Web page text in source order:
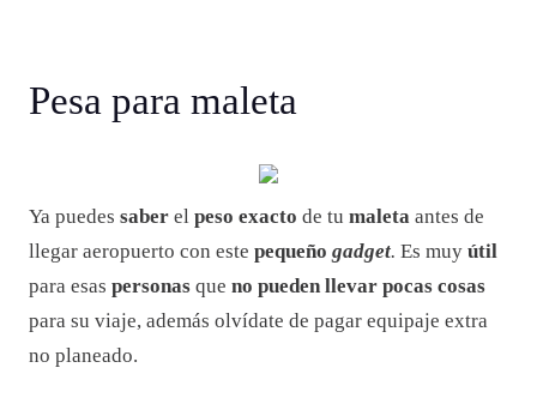
Pesa para maleta
Ya puedes saber el peso exacto de tu maleta antes de
llegar aeropuerto con este pequeño gadget. Es muy útil
para esas personas que no pueden llevar pocas cosas
para su viaje, además olvídate de pagar equipaje extra
no planeado.